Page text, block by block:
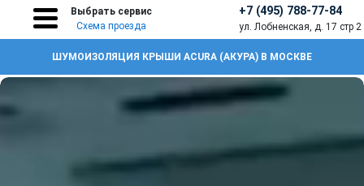
Выбрать сервис
Схема проезда
+7 (495) 788-77-84
ул. Лобненская, д. 17 стр 2
ШУМОИЗОЛЯЦИЯ КРЫШИ ACURA (АКУРА) В МОСКВЕ